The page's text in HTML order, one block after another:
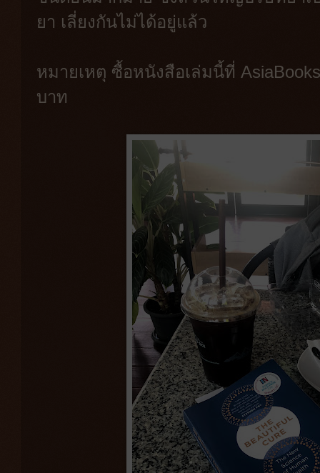
ยา เลี่ยงกันไม่ได้อยู่แล้ว
หมายเหตุ ซื้อหนังสือเล่มนี้ที่
บาท